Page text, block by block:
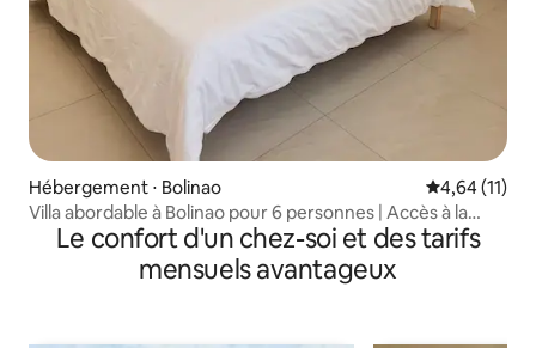
Hébergement ⋅ Bolinao Évaluation
4,64 (11)
Villa abordable à Bolinao pour 6 personnes | Accès à la
piscine et à la salle de sport
Le confort d'un chez-soi et des tarifs
mensuels avantageux